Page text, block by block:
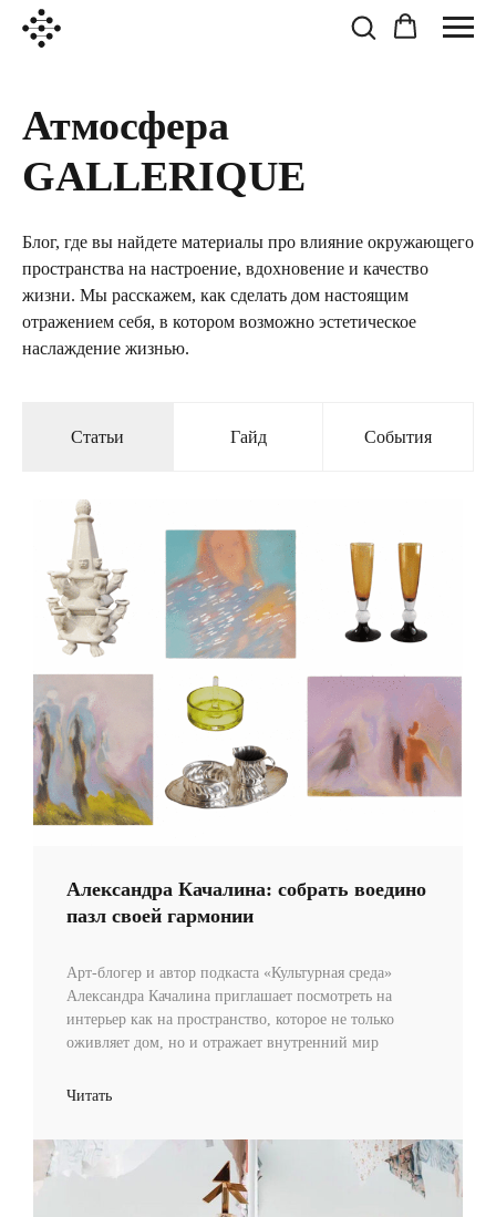
Атмосфера
GALLERIQUE
Блог, где вы найдете материалы про влияние окружающего
пространства на настроение, вдохновение и качество
жизни. Мы расскажем, как сделать дом настоящим
отражением себя, в котором возможно эстетическое
наслаждение жизнью.
Статьи Гайд События
Александра Качалина: собрать воедино
пазл своей гармонии
Арт-блогер и автор подкаста «Культурная среда»
Александра Качалина приглашает посмотреть на
интерьер как на пространство, которое не только
оживляет дом, но и отражает внутренний мир
Читать